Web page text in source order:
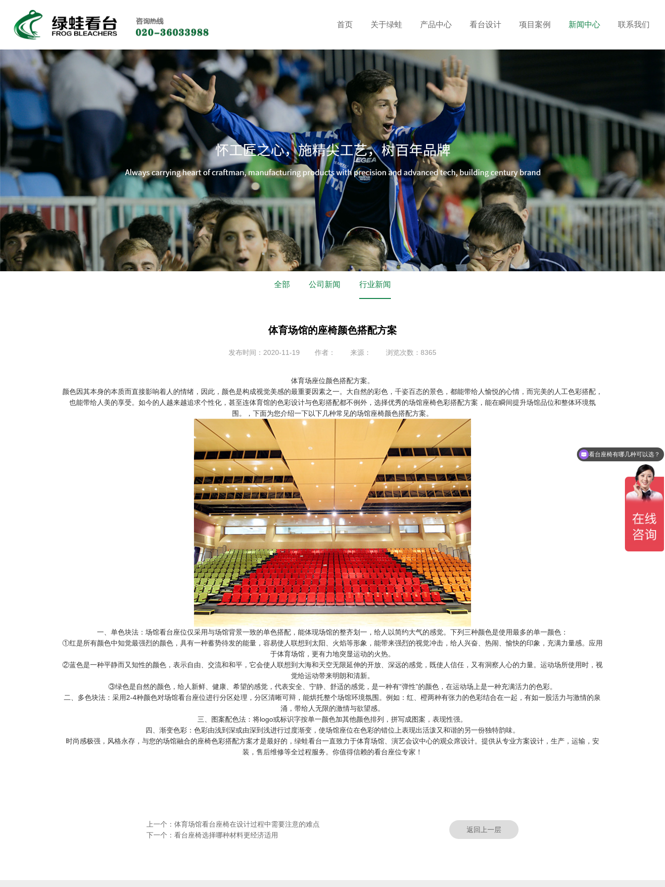
首页 关于绿蛙 产品中心 看台设计 项目案例 新闻中心 联系我们
全部 公司新闻 行业新闻
体育场馆的座椅颜色搭配方案
发布时间：2020-11-19 作者： 来源： 浏览次数：8365
体育场座位颜色搭配方案。
颜色因其本身的本质而直接影响着人的情绪，因此，颜色是构成视觉美感的最重要因素之一。大自然的彩色，千姿百态的景色，都能带给人愉悦的心情，而完美的人工色彩搭配，
也能带给人美的享受。如今的人越来越追求个性化，甚至连体育馆的色彩设计与色彩搭配都不例外，选择优秀的场馆座椅色彩搭配方案，能在瞬间提升场馆品位和整体环境氛
围。，下面为您介绍一下以下几种常见的场馆座椅颜色搭配方案。
一、单色块法：场馆看台座位仅采用与场馆背景一致的单色搭配，能体现场馆的整齐划一，给人以简约大气的感觉。下列三种颜色是使用最多的单一颜色：
①红是所有颜色中知觉最强烈的颜色，具有一种蓄势待发的能量，容易使人联想到太阳、火焰等形象，能带来强烈的视觉冲击，给人兴奋、热闹、愉快的印象，充满力量感。应用
于体育场馆，更有力地突显运动的火热。
②蓝色是一种平静而又知性的颜色，表示自由、交流和和平，它会使人联想到大海和天空无限延伸的开放、深远的感觉，既使人信任，又有洞察人心的力量。运动场所使用时，视
觉给运动带来明朗和清新。
③绿色是自然的颜色，给人新鲜、健康、希望的感觉，代表安全、宁静、舒适的感觉，是一种有“弹性”的颜色，在运动场上是一种充满活力的色彩。
二、多色块法：采用2-4种颜色对场馆看台座位进行分区处理，分区清晰可辩，能烘托整个场馆环境氛围。例如：红、橙两种有张力的色彩结合在一起，有如一股活力与激情的泉
涌，带给人无限的激情与欲望感。
三、图案配色法：将logo或标识字按单一颜色加其他颜色排列，拼写成图案，表现性强。
四、渐变色彩：色彩由浅到深或由深到浅进行过度渐变，使场馆座位在色彩的错位上表现出活泼又和谐的另一份独特韵味。
时尚感极强，风格永存，与您的场馆融合的座椅色彩搭配方案才是最好的，绿蛙看台一直致力于体育场馆、演艺会议中心的观众席设计。提供从专业方案设计，生产，运输，安
装，售后维修等全过程服务。你值得信赖的看台座位专家！
上一个： 体育场馆看台座椅在设计过程中需要注意的难点
下一个： 看台座椅选择哪种材料更经济适用
返回上一层
看台座椅有哪几种可以选？